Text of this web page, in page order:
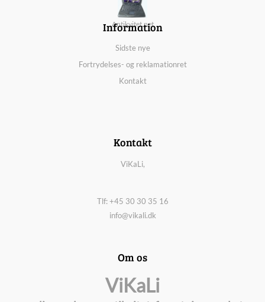
Antikvitet.net
Information
Sidste nye
Fortrydelses- og reklamationret
Kontakt
Kontakt
ViKaLi,
Tlf: +45 30 30 35 16
info@vikali.dk
Om os
ViKaLi